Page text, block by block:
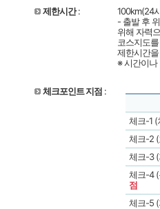
제한시간:
100km(24
- 출발 후
위해 자력
코스지도
제한시간
※ 시간이나
체크포인트 지점 :
체크-1
체크-2
체크-3
체크-4
점
체크-5